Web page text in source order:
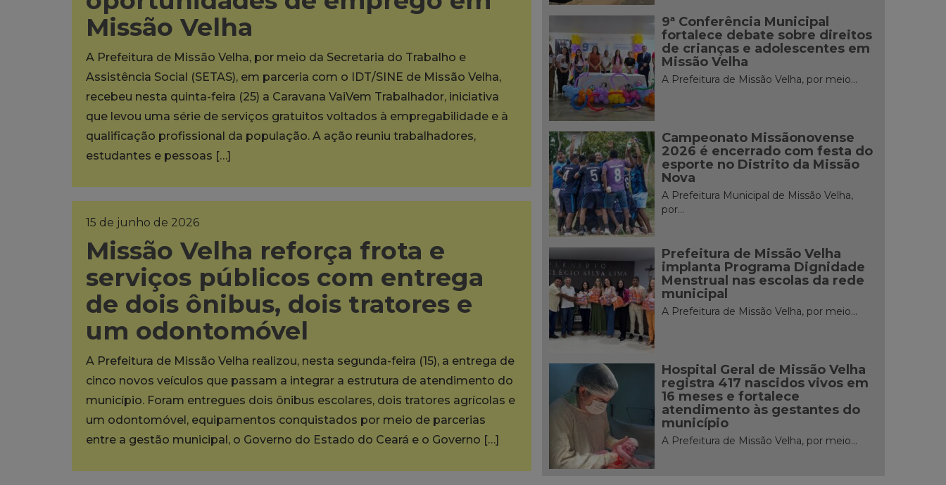
Missão Velha
A Prefeitura de Missão Velha, por meio da Secretaria do Trabalho e
Assistência Social (SETAS), em parceria com o IDT/SINE de Missão Velha,
recebeu nesta quinta-feira (25) a Caravana VaiVem Trabalhador, iniciativa
que levou uma série de serviços gratuitos voltados à empregabilidade e à
qualificação profissional da população. A ação reuniu trabalhadores,
estudantes e pessoas […]
15 de junho de 2026
Missão Velha reforça frota e
serviços públicos com entrega
de dois ônibus, dois tratores e
um odontomóvel
A Prefeitura de Missão Velha realizou, nesta segunda-feira (15), a entrega de
cinco novos veículos que passam a integrar a estrutura de atendimento do
município. Foram entregues dois ônibus escolares, dois tratores agrícolas e
um odontomóvel, equipamentos conquistados por meio de parcerias
entre a gestão municipal, o Governo do Estado do Ceará e o Governo […]
9ª Conferência Municipal
fortalece debate sobre direitos
de crianças e adolescentes em
Missão Velha
A Prefeitura de Missão Velha, por meio...
Campeonato Missãonovense
2026 é encerrado com festa do
esporte no Distrito da Missão
Nova
A Prefeitura Municipal de Missão Velha,
por...
Prefeitura de Missão Velha
implanta Programa Dignidade
Menstrual nas escolas da rede
municipal
A Prefeitura de Missão Velha, por meio...
Hospital Geral de Missão Velha
registra 417 nascidos vivos em
16 meses e fortalece
atendimento às gestantes do
município
A Prefeitura de Missão Velha, por meio...